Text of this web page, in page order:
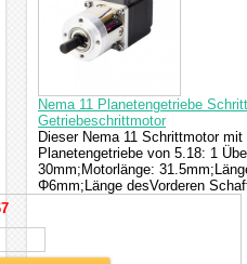
Nema 11 Planetengetriebe
Getriebeschrittmotor
Dieser Nema 11 Schrittmotor
Planetengetriebe von 5.18: 1
30mm;Motorlänge:
Φ6mm;Länge desVorderen